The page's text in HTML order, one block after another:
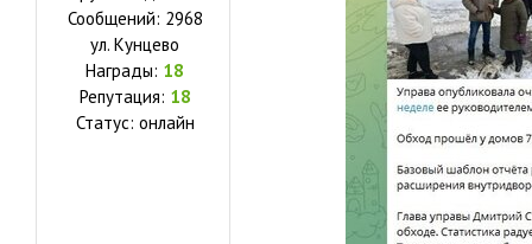
Сообщений: 2968
ул. Кунцево
Награды: 18
Репутация: 18
Статус: онлайн